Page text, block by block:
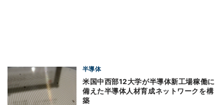
半導体
米国中西部12大学が半導体新工場稼働に
備えた半導体人材育成ネットワークを構
築